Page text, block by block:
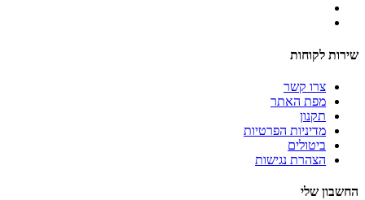
שירות לקוחות
צרו קשר
מפת האתר
תקנון
מדיניות הפרטיות
ביטולים
הצהרת נגישות
החשבון שלי